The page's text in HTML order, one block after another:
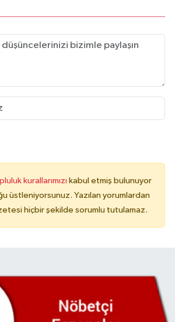
kurallarımızı kabul etmiş bulunuyor
üstleniyorsunuz. Yazılan yorumlardan
hiçbir şekilde sorumlu tutulamaz.